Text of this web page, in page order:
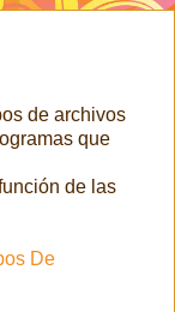
de archivos
que
de las
De